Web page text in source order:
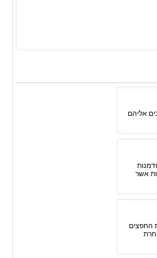
אליהם
אשר
החפצים